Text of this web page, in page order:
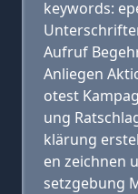
keywords:
Aufruf
Anliegen
otest
ung
klärung
en zeichnen
setzgebung